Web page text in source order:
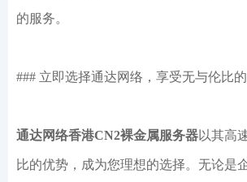
的服务。
### 立即选择通达网络，享受无与伦比
通达网络香港CN2裸金属服务器以其高
比的优势，成为您理想的选择。无论是